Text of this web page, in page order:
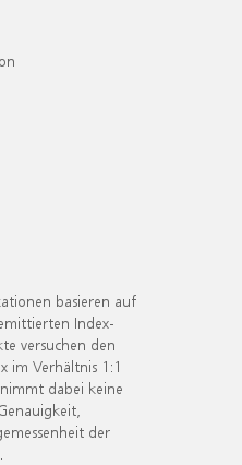
basieren auf
Index-
versuchen den
im Verhältnis 1:1
dabei keine
der